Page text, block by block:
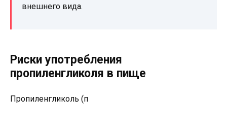
внешнего вида.
Риски употребления
пропиленгликоля в пище
Пропиленгликоль (п